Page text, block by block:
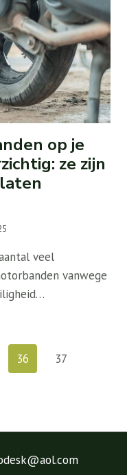
op je
ze zijn
veel
vanwege
36
37